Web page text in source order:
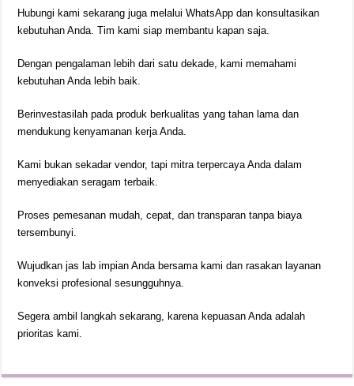
Hubungi kami sekarang juga melalui WhatsApp dan konsultasikan
kebutuhan Anda. Tim kami siap membantu kapan saja.
Dengan pengalaman lebih dari satu dekade, kami memahami
kebutuhan Anda lebih baik.
Berinvestasilah pada produk berkualitas yang tahan lama dan
mendukung kenyamanan kerja Anda.
Kami bukan sekadar vendor, tapi mitra terpercaya Anda dalam
menyediakan seragam terbaik.
Proses pemesanan mudah, cepat, dan transparan tanpa biaya
tersembunyi.
Wujudkan jas lab impian Anda bersama kami dan rasakan layanan
konveksi profesional sesungguhnya.
Segera ambil langkah sekarang, karena kepuasan Anda adalah
prioritas kami.